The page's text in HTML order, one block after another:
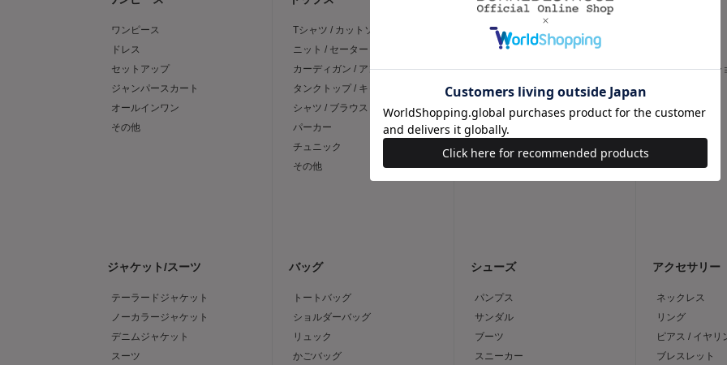
ワンピース
ドレス
セットアップ
ジャンパースカート
オールインワン
その他
Tシャツ / カットソー
ニット / セーター
カーディガン / アンサンブル
タンクトップ / キャミソール
シャツ / ブラウス
パーカー
チュニック
その他
フレア
タイト
台形
デニムスカート
その他
キュロット / シ
その他
ジャケット/スーツ
テーラードジャケット
ノーカラージャケット
デニムジャケット
スーツ
バッグ
トートバッグ
ショルダーバッグ
リュック
かごバッグ
シューズ
パンプス
サンダル
ブーツ
スニーカー
アクセサリー
ネックレス
リング
ピアス / イヤリ
ブレスレット